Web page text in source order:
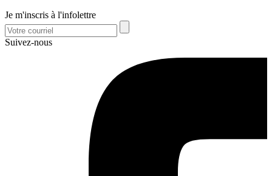
Je m'inscris à l'infolettre
Suivez-nous